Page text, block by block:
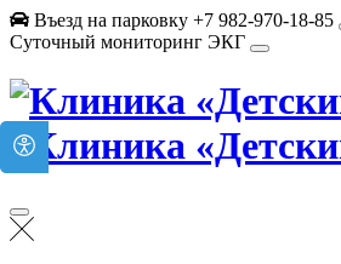
Въезд на парковку +7 982-970-18-85
Суточный мониторинг ЭКГ